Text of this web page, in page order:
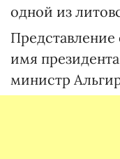
одной из
Представление
имя
министр